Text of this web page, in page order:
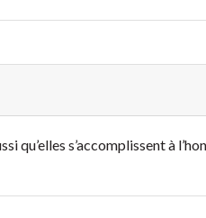
qu’elles s’accomplissent à